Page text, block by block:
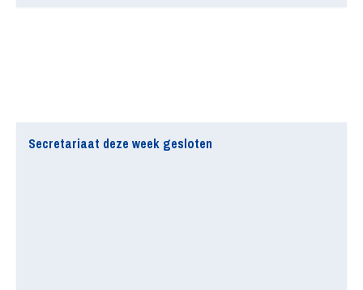
Secretariaat deze week gesloten